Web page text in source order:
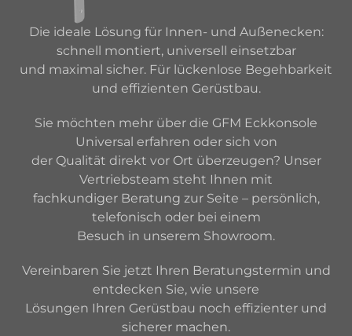
Die ideale Lösung für Innen- und Außenecken:
schnell montiert, universell einsetzbar
und maximal sicher. Für lückenlose Begehbarkeit
und effizienten Gerüstbau.
Sie möchten mehr über die GFM Eckkonsole
Universal erfahren oder sich von
der Qualität direkt vor Ort überzeugen? Unser
Vertriebsteam steht Ihnen mit
fachkundiger Beratung zur Seite – persönlich,
telefonisch oder bei einem
Besuch in unserem Showroom.
Vereinbaren Sie jetzt Ihren Beratungstermin und
entdecken Sie, wie unsere
Lösungen Ihren Gerüstbau noch effizienter und
sicherer machen.